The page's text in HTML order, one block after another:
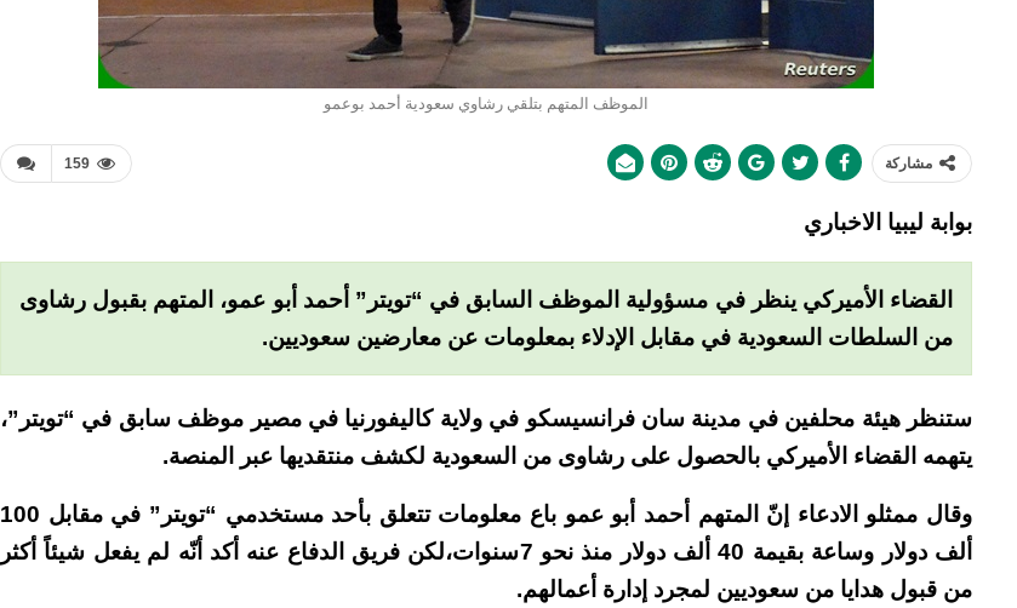
الموظف المتهم بتلقي رشاوي سعودية أحمد بوعمو
159 مشاركة
بوابة ليبيا الاخباري
القضاء الأميركي ينظر في مسؤولية الموظف السابق في “تويتر” أحمد أبو عمو، المتهم بقبول رشاوى
من السلطات السعودية في مقابل الإدلاء بمعلومات عن معارضين سعوديين.
ستنظر هيئة محلفين في مدينة سان فرانسيسكو في ولاية كاليفورنيا في مصير موظف سابق في “تويتر”،
يتهمه القضاء الأميركي بالحصول على رشاوى من السعودية لكشف منتقديها عبر المنصة.
وقال ممثلو الادعاء إنّ المتهم أحمد أبو عمو باع معلومات تتعلق بأحد مستخدمي “تويتر” في مقابل 100
ألف دولار وساعة بقيمة 40 ألف دولار منذ نحو 7سنوات،لكن فريق الدفاع عنه أكد أنّه لم يفعل شيئاً أكثر
من قبول هدايا من سعوديين لمجرد إدارة أعمالهم.